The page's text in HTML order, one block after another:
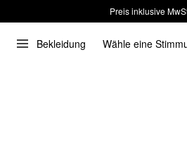
Preis inklusive
Bekleidung Wähle eine